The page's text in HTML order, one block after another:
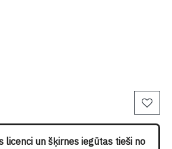
licenci un šķirnes iegūtas tieši no